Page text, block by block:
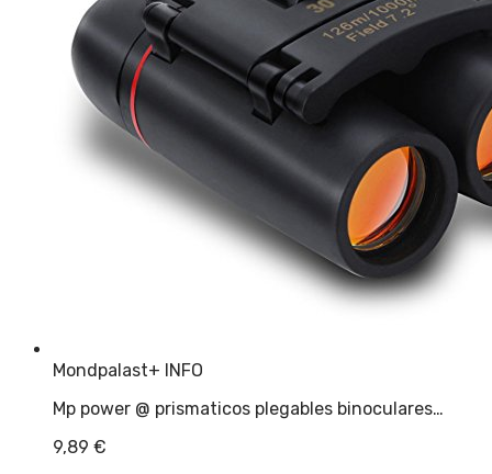
Mondpalast+ INFO
Mp power @ prismaticos plegables binoculares…
9,89 €